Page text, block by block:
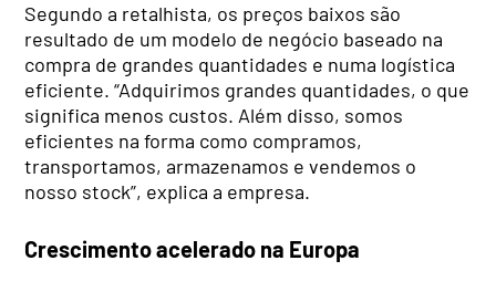
Segundo a retalhista, os preços baixos são
resultado de um modelo de negócio baseado na
compra de grandes quantidades e numa logística
eficiente. “Adquirimos grandes quantidades, o que
significa menos custos. Além disso, somos
eficientes na forma como compramos,
transportamos, armazenamos e vendemos o
nosso stock”, explica a empresa.
Crescimento acelerado na Europa